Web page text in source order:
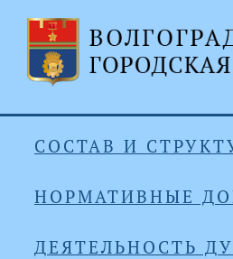
СОСТАВ И
НОРМАТИВНЫЕ
ДЕЯТЕЛЬНОСТЬ